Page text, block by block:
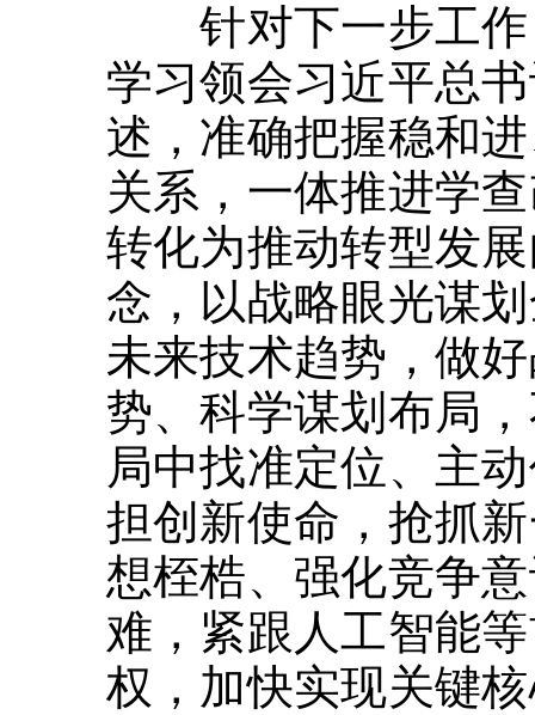
针对下一步工作
学习领会习近平总
述，准确把握稳和
关系，一体推进学
转化为推动转型发
念，以战略眼光谋
未来技术趋势，做
势、科学谋划布局
局中找准定位、主
担创新使命，抢抓
想桎梏、强化竞争
难，紧跟人工智能
权，加快实现关键